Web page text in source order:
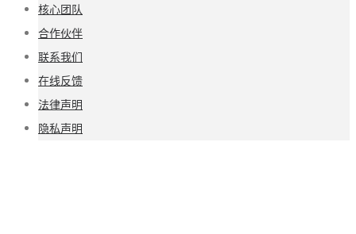
核心团队
合作伙伴
联系我们
在线反馈
法律声明
隐私声明